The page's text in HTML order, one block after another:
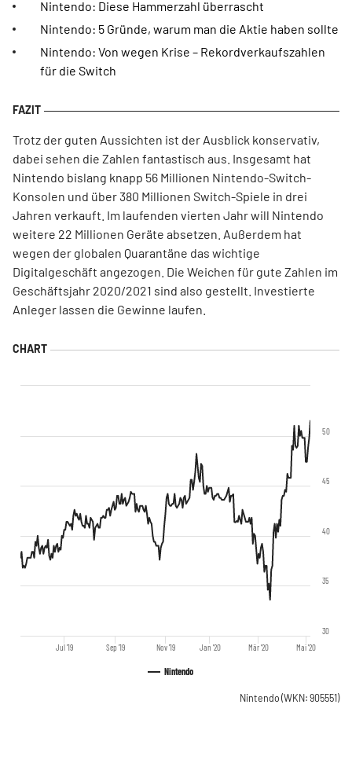
Nintendo: Diese Hammerzahl überrascht
Nintendo: 5 Gründe, warum man die Aktie haben sollte
Nintendo: Von wegen Krise – Rekordverkaufszahlen
für die Switch
Trotz der guten Aussichten ist der Ausblick konservativ,
dabei sehen die Zahlen fantastisch aus. Insgesamt hat
Nintendo bislang knapp 56 Millionen Nintendo-Switch-
Konsolen und über 380 Millionen Switch-Spiele in drei
Jahren verkauft. Im laufenden vierten Jahr will Nintendo
weitere 22 Millionen Geräte absetzen. Außerdem hat
wegen der globalen Quarantäne das wichtige
Digitalgeschäft angezogen. Die Weichen für gute Zahlen im
Geschäftsjahr 2020/2021 sind also gestellt. Investierte
Anleger lassen die Gewinne laufen.
Nintendo
Jul '19 Sep '19 Nov '19 Jan '20 Mär '20 Mai '20
30
35
40
45
50
Nintendo (WKN: 905551)